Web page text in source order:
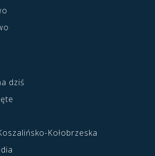
dziś
Kołobrzeska